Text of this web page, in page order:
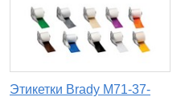
Этикетки Brady M71-37-